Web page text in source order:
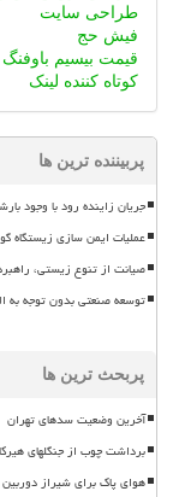
طراحی سایت
فیش حج
قیمت بیسیم باوفنگ
کوتاه کننده لینک
پربیننده ترین ها
جریان زاینده رود با وجود
عملیات ایمن سازی زیستگاه
صیانت از تنوع زیستی،
توسعه صنعتی بدون توجه به
پربحث ترین ها
آخرین وضعیت سدهای تهران
برداشت چوب از جنگلهای
هوای پاک برای شیراز